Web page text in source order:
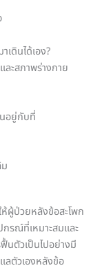
ดินได้เอง?
ละสภาพร่างกาย
อยู่กับที่
ผู้ป่วยหลังข้อสะโพก
รณ์ที่เหมาะสมและ
นตัวเป็นไปอย่างมี
ตัวเองหลังข้อ